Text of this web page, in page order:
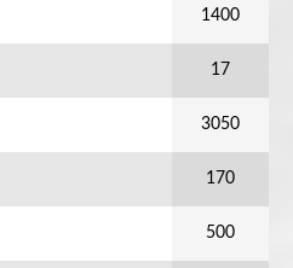
1400
17
3050
170
500